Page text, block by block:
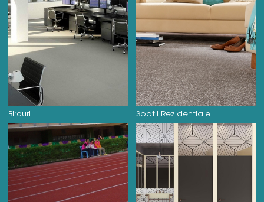
Birouri Spatii Rezidentiale